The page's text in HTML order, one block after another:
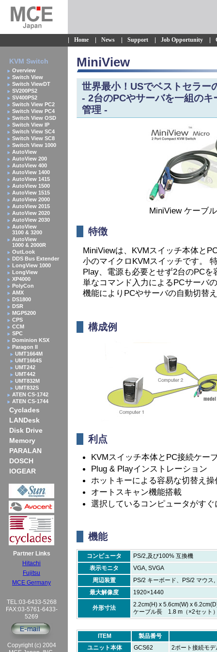
MiniView
世界最小！USでベストセラー
- 2台のPCやサーバを一組の
管理 -
MiniView ケーブ
特徴
MiniViewは、KVMスイッチ本体と
小のマイクロKVMスイッチです。
Play、電源も必要とせず2台のPC
単なコマンド入力によるPCサーバ
機能によりPCやサーバの自動切替
構成例
利点
KVMスイッチ本体とPC接続ケー
Plug & Playインストレーション
ホットキーによる容易な切替え操
オートスキャン機能搭載
選択しているコンピュータがす
機能
コンピュータ
PS/2,及び100% 互換機
表示モニタ
VGA, SVGA
周辺装置
PS/2 キーボード、PS/2 マウス
最大解像度
1920×1440
外形寸法
2.2cm(H) x 5.6cm(W) x
ケーブル長 1.8 m（×2セット
ITEM
製品番号
ユニット本体
GCS62 2ポート接続モ
KVM Switch
Overview
Switch View
Switch ViewDT
SV200PS2
SV400PS2
Switch View PC2
Switch View PC4
Switch View OSD
Switch View IP
Switch View SC4
Switch View SC8
Switch View 1000
AutoView
AutoView 200
AutoView 400
AutoView 1400
AutoView 1415
AutoView 1500
AutoView 1515
AutoView 2000
AutoView 2015
AutoView 2020
AutoView 2030
AutoView
3100 & 3200
AutoView
1000 & 2000R
OutLook
DDS Bus Extender
LongView 1000
LongView
XP4000
PolyCon
AMX
DS1800
DSR
MGP5200
CPS
CCM
SPC
Dominion KSX
Paragon II
UMT1664M
UMT1664S
UMT242
UMT442
UMT832M
UMT832S
ATEN CS-1742
ATEN CS-1744
Cyclades
LANDesk
Disk Drive
Memory
PARALAN
DOSCH
IOGEAR
Partner Links
Hitachi
Fujitsu
MCE Germany
TEL:03-6433-5268
FAX:03-5761-6433-
5269
Copyright (c) 2004
Home News Support Job Opportunity